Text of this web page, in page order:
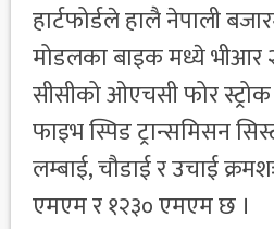
हार्टफोर्डले हालै नेपाली
मोडलका बाइक मध्ये भीआर
सीसीको ओएचसी फोर
फाइभ स्पिड ट्रान्समिसन
लम्बाई, चौडाई र उचाई
एमएम र १२३० एमएम छ ।